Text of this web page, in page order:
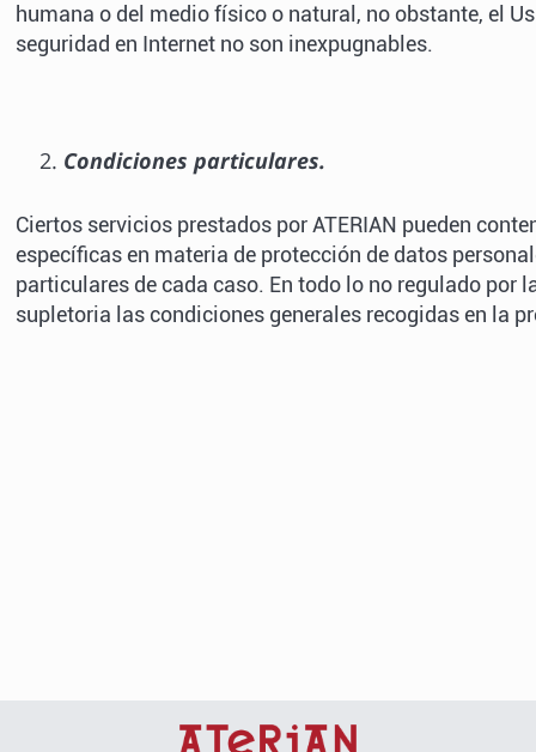
humana o del medio físico o natural, no obstante, el
seguridad en Internet no son inexpugnables.
Condiciones particulares.
Ciertos servicios prestados por ATERIAN pueden
específicas en materia de protección de datos
particulares de cada caso. En todo lo no regulado por
supletoria las condiciones generales recogidas en la